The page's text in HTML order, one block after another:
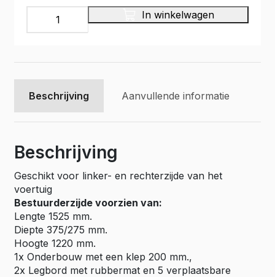
INFINITY
Bedrijfswageninrichting,
In winkelwagen
Beschrijving Aanvullende informatie
Beschrijving
Geschikt voor linker- en rechterzijde van het
voertuig
Bestuurderzijde voorzien van:
Lengte 1525 mm.
Diepte 375/275 mm.
Hoogte 1220 mm.
1x Onderbouw met een klep 200 mm.,
2x Legbord met rubbermat en 5 verplaatsbare